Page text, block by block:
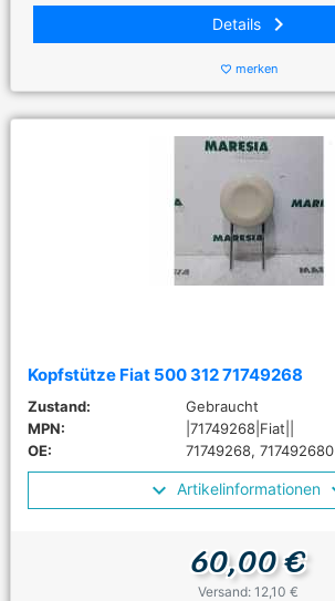
Details keyboard_arrow_right
favorite_border merken
Kopfstütze Fiat 500 312 71749268
Zustand:
Gebraucht
MPN:
|71749268|Fiat||
OE:
71749268, 717492680
Artikelinformationen
60,00 €
Versand: 12,10 €